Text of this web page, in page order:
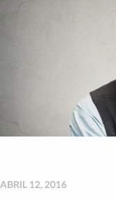
ABRIL 12, 2016